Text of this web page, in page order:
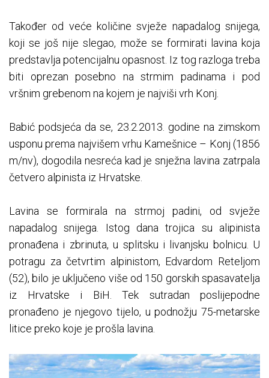
Također od veće količine svježe napadalog snijega,
koji se još nije slegao, može se formirati lavina koja
predstavlja potencijalnu opasnost. Iz tog razloga treba
biti oprezan posebno na strmim padinama i pod
vršnim grebenom na kojem je najviši vrh Konj.
Babić podsjeća da se, 23.2.2013. godine na zimskom
usponu prema najvišem vrhu Kamešnice – Konj (1856
m/nv), dogodila nesreća kad je snježna lavina zatrpala
četvero alpinista iz Hrvatske.
Lavina se formirala na strmoj padini, od svježe
napadalog snijega. Istog dana trojica su alipinista
pronađena i zbrinuta, u splitsku i livanjsku bolnicu. U
potragu za četvrtim alpinistom, Edvardom Reteljom
(52), bilo je uključeno više od 150 gorskih spasavatelja
iz Hrvatske i BiH. Tek sutradan poslijepodne
pronađeno je njegovo tijelo, u podnožju 75-metarske
litice preko koje je prošla lavina.